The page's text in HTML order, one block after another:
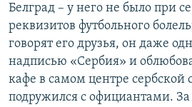
Белград – у него не было при
реквизитов футбольного
говорят его друзья, он даже
надписью «Сербия» и
кафе в самом центре сербской
подружился с официантами. За